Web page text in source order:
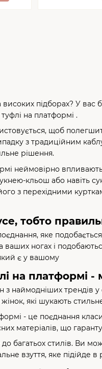
підборах? У вас
на платформі .
щоб
з традиційним
рішення.
неймовірно
кльош або навіть
з перехідними
тобто
яке
ваших ногах і
є у вашому
на платформі
з наймодніших трендів
які шукають
- це поєднання
матеріалів, що
до багатьох стилів. Ви
взуття, яке підійде